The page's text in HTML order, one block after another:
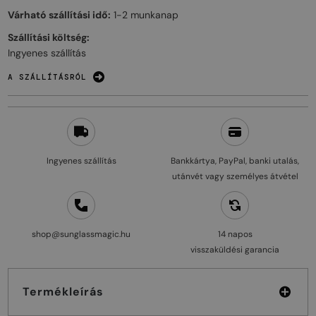
Ingyenes szállítás
Bankkártya, PayPal, banki utalás,
utánvét vagy személyes átvétel
shop@sunglassmagic.hu
14 napos
visszaküldési garancia
Termékleírás
Várható szállítási idő: 1-2 munkanap
Szállítási költség:
Ingyenes szállítás
A SZÁLLÍTÁSRÓL